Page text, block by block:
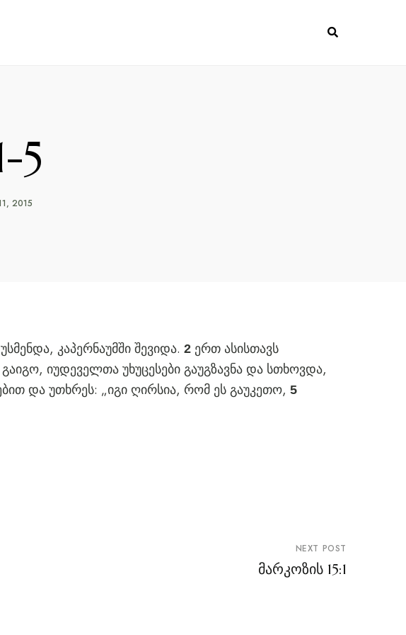
5
2015
კაპერნაუმში შევიდა. 2 ერთ ასისთავს
იუდეველთა უხუცესები გაუგზავნა და სთხოვდა,
და უთხრეს: „იგი ღირსია, რომ ეს გაუკეთო, 5
NEXT POST
მარკოზის 15:1